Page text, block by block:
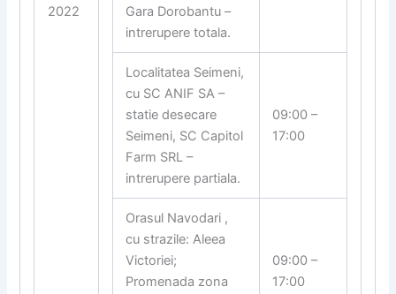
2022
Gara Dorobantu –
intrerupere totala.
Localitatea Seimeni,
cu SC ANIF SA –
statie desecare
Seimeni, SC Capitol
Farm SRL –
intrerupere partiala.
09:00 –
17:00
Orasul Navodari ,
cu strazile: Aleea
Victoriei;
Promenada zona
09:00 –
17:00